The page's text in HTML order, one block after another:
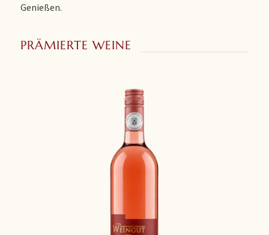
Genießen.
PRÄMIERTE WEINE